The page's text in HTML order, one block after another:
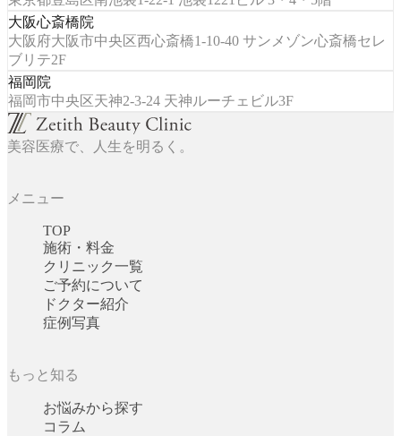
大阪心斎橋院
大阪府大阪市中央区西心斎橋1-10-40 サンメゾン心斎橋セレ
ブリテ2F
福岡院
福岡市中央区天神2-3-24 天神ルーチェビル3F
美容医療で、人生を明るく。
メニュー
TOP
施術・料金
クリニック一覧
ご予約について
ドクター紹介
症例写真
もっと知る
お悩みから探す
コラム